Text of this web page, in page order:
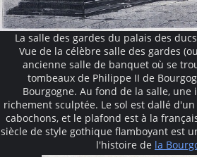
La salle des gardes du palais des
Vue de la célèbre salle des gardes
ancienne salle de banquet où se
tombeaux de Philippe II de
Bourgogne. Au fond de la salle, une
richement sculptée. Le sol est dallé
cabochons, et le plafond est à la
siècle de style gothique flamboyant est
l'histoire de la